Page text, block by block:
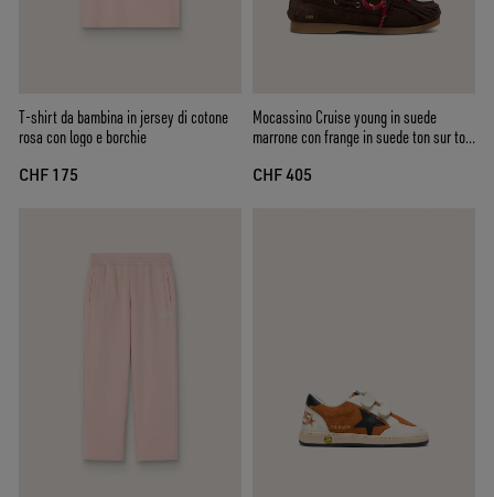
T-shirt da bambina in jersey di cotone
rosa con logo e borchie
CHF 175
Mocassino Cruise young in suede
marrone con frange in suede ton sur ton
CHF 405